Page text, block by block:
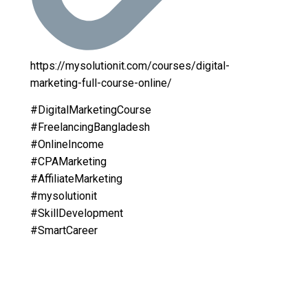
https://mysolutionit.com/courses/digital-
marketing-full-course-online/
#DigitalMarketingCourse
#FreelancingBangladesh
#OnlineIncome
#CPAMarketing
#AffiliateMarketing
#mysolutionit
#SkillDevelopment
#SmartCareer